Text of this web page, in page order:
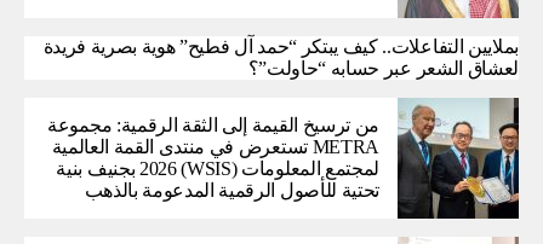
بملايين التفاعلات.. كيف يبتكر “حمد آل فطيح” هوية بصرية فريدة
لعشاق الشعر عبر حسابه “حاولت”؟
من ترسيخ القيمة إلى الثقة الرقمية: مجموعة
METRA تستعرض في منتدى القمة العالمية
لمجتمع المعلومات (WSIS) 2026 بجنيف بنية
تحتية للأصول الرقمية المدعومة بالذهب